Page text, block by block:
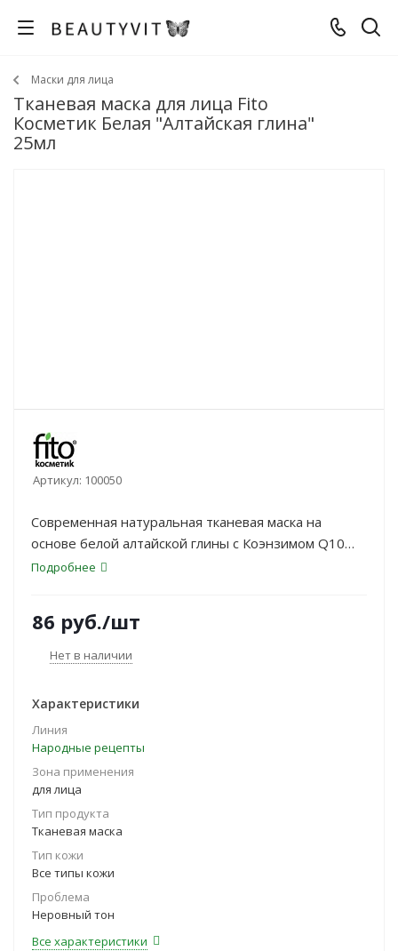
Маски для лица
Тканевая маска для лица Fito
Косметик Белая "Алтайская глина"
25мл
Артикул: 100050
Современная натуральная тканевая маска на
основе белой алтайской глины с Коэнзимом Q10
обладает мощным лифтинг эффектом, моделирует
повышает ее упругость
Подробнее
86 руб./шт
Нет в наличии
Характеристики
Линия
Народные рецепты
Зона применения
для лица
Тип продукта
Тканевая маска
Тип кожи
Все типы кожи
Проблема
Неровный тон
Все характеристики